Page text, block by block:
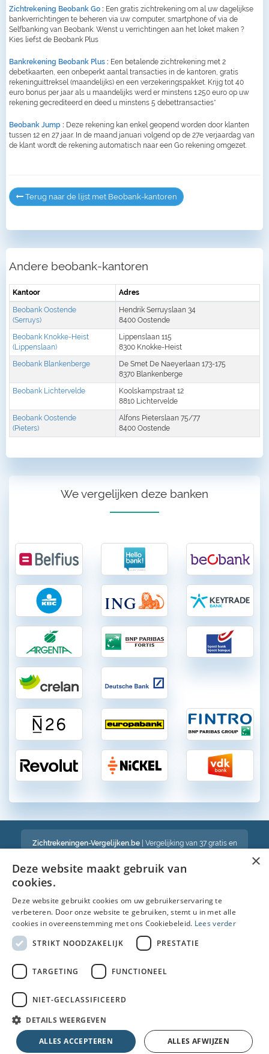
Zichtrekening Beobank Go : Een gratis zichtrekening om al uw dagelijkse
bankverrichtingen te beheren via uw computer, smartphone of via de
Selfbanking van Beobank. Wenst u verrichtingen aan het loket maken ?
Kies liefst de Beobank Plus
Bankrekening Beobank Plus : Een betalende zichtrekening met 2
debetkaarten, een onbeperkt aantal transacties in de kantoren, gratis
rekeninguittreksel (maandelijks) en een verzekeringspakket. Krijg tot 40
euro bonus per jaar als u maandelijks werd er minstens 1.250 euro op uw
rekening gecrediteerd en deed u minstens 5 debettransacties*
Beobank Jump : Deze rekening kan enkel geopend worden door klanten
tussen 12 en 27 jaar. In de maand januari volgend op de 27e verjaardag van
de klant wordt de rekening automatisch naar een Go rekening omgezet.
Terug naar de lijst met Beobank-kantoren
Andere beobank-kantoren
Kantoor Adres
Beobank Oostende
(Serruys)
Hendrik Serruyslaan 34
8400 Oostende
Beobank Knokke-Heist
(Lippenslaan)
Lippenslaan 115
8300 Knokke-Heist
Beobank Blankenberge
De Smet De Naeyerlaan 173-175
8370 Blankenberge
Beobank Lichtervelde
Koolskampstraat 12
8810 Lichtervelde
Beobank Oostende
(Pieters)
Alfons Pieterslaan 75/77
8400 Oostende
We vergelijken deze banken
Zichtrekeningen-Vergelijken.be| Vergelijking van 37 gratis en
Een volledig onafhankelijke vergelijking van gratis en betalende
bankrekeningen in België
Bekijk ook :
Spaarrekening
Brandverzekering simulatie
© Copyright 2026 • Alle rechten voorbehouden |Faq|Nieuws|Over
Cookies
×
Deze website maakt gebruik van
cookies.
Deze website gebruikt cookies om uw gebruikerservaring te
verbeteren. Door onze website te gebruiken, stemt u in met alle
cookies in overeenstemming met ons Cookiebeleid. Lees verder
STRIKT NOODZAKELIJK
PRESTATIE
TARGETING FUNCTIONEEL
NIET-GECLASSIFICEERD
DETAILS WEERGEVEN
ALLES ACCEPTEREN ALLES AFWIJZEN